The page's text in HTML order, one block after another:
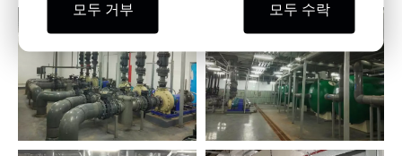
모두 거부 모두 수락